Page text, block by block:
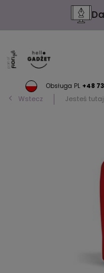
Obsługa PL +48
Wstecz Jesteś